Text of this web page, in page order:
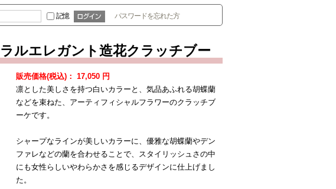
記憶 パスワードを忘れた方
ルエレガント造花クラッチブー
販売価格(税込)： 17,050 円
凛とした美しさを持つ白いカラーと、気品あふれる胡蝶蘭
などを束ねた、アーティフィシャルフラワーのクラッチブ
ーケです。
シャープなラインが美しいカラーに、優雅な胡蝶蘭やデン
ファレなどの蘭を合わせることで、スタイリッシュさの中
にも女性らしいやわらかさを感じるデザインに仕上げまし
た。